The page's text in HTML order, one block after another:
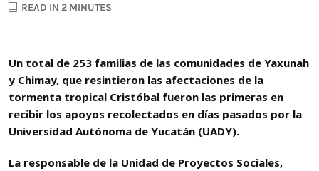
READ IN 2 MINUTES
Un total de 253 familias de las comunidades de Yaxunah
y Chimay, que resintieron las afectaciones de la
tormenta tropical Cristóbal fueron las primeras en
recibir los apoyos recolectados en días pasados por la
Universidad Autónoma de Yucatán (UADY).
La responsable de la Unidad de Proyectos Sociales,